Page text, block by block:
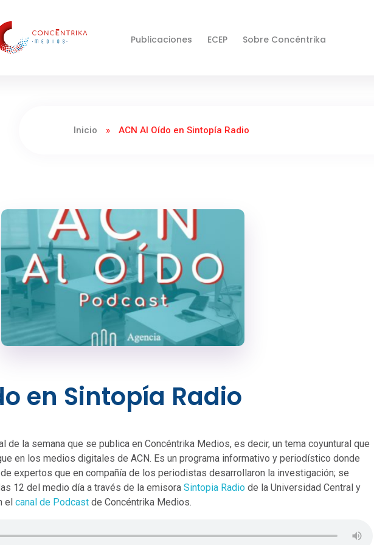
Publicaciones ECEP Sobre Concéntrika
Inicio » ACN Al Oído en Sintopía Radio
en Sintopía Radio
de la semana que se publica en Concéntrika Medios, es decir, un tema coyuntural que
en los medios digitales de ACN. Es un programa informativo y periodístico donde
expertos que en compañía de los periodistas desarrollaron la investigación; se
12 del medio día a través de la emisora Sintopia Radio de la Universidad Central y
el canal de Podcast de Concéntrika Medios.